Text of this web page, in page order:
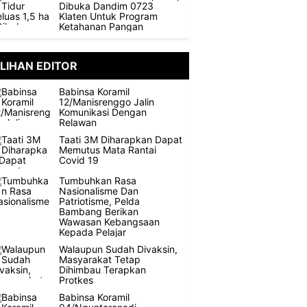
Dibuka Dandim 0723
Klaten Untuk Program
Ketahanan Pangan
EDITOR
Babinsa Koramil
12/Manisrenggo Jalin
Komunikasi Dengan
Relawan
Taati 3M Diharapkan Dapat
Memutus Mata Rantai
Covid 19
Tumbuhkan Rasa
Nasionalisme Dan
Patriotisme, Pelda
Bambang Berikan
Wawasan Kebangsaan
Kepada Pelajar
Walaupun Sudah Divaksin,
Masyarakat Tetap
Dihimbau Terapkan
Protkes
Babinsa Koramil